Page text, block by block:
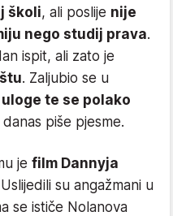
školi, ali poslije nije
nego studij prava.
ispit, ali zato je
. Zaljubio se u
te se polako
danas piše pjesme.
je film Dannyja
Uslijedili su angažmani u
se ističe Nolanova